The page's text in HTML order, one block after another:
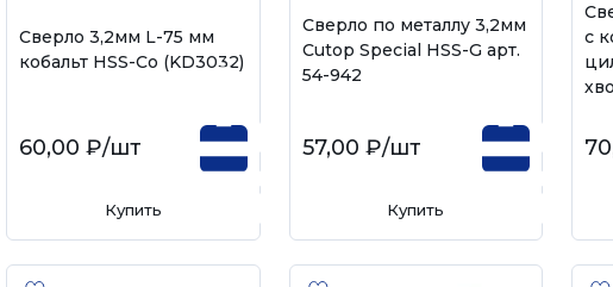
Сверло 3,2мм L-75 мм
кобальт HSS-Co (KD3032)
60,00 ₽/шт
Купить
Сверло по металлу 3,2мм
Cutop Special HSS-G арт.
54-942
57,00 ₽/шт
Купить
с